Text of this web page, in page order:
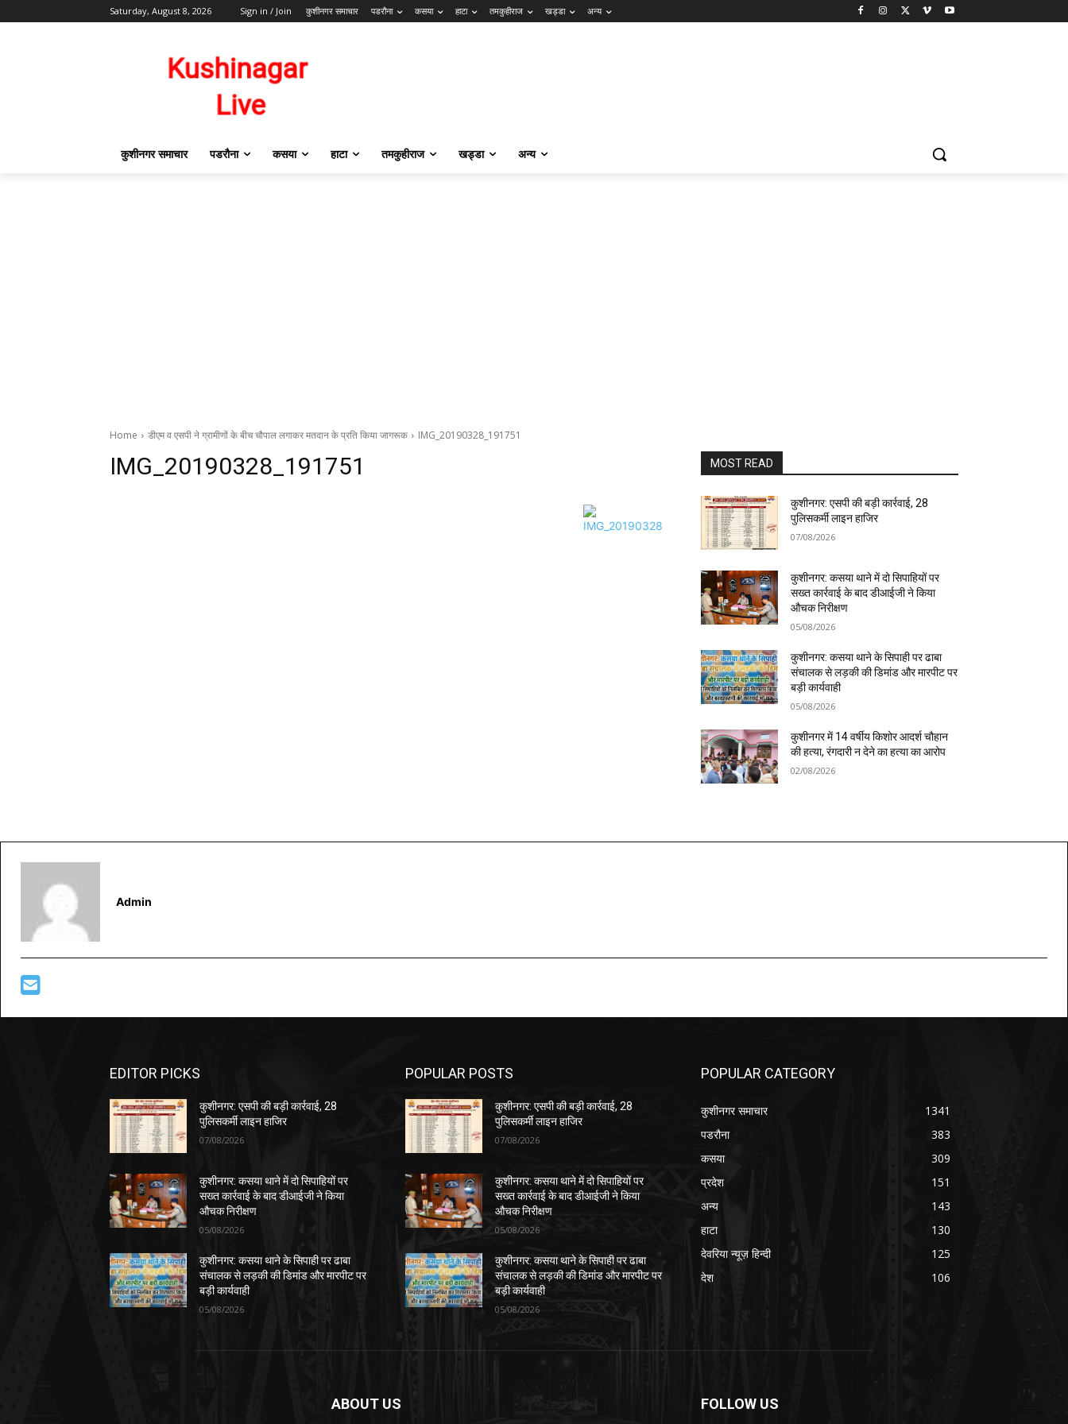
Saturday, August 8, 2026 Sign in / Join कुशीनगर समाचार पडरौना कसया हाटा तमकुहीराज खड्डा अन्य
कुशीनगर समाचार पडरौना कसया हाटा तमकुहीराज खड्डा अन्य
Home डीएम व एसपी ने ग्रामीणों के बीच चौपाल लगाकर मतदान के प्रति किया जागरूक IMG_20190328_191751
IMG_20190328_191751 MOST READ
कुशीनगर: एसपी की बड़ी कार्रवाई, 28
पुलिसकर्मी लाइन हाजिर
07/08/2026
कुशीनगर: कसया थाने में दो सिपाहियों पर
सख्त कार्रवाई के बाद डीआईजी ने किया
औचक निरीक्षण
05/08/2026
कुशीनगर: कसया थाने के सिपाही पर ढाबा
संचालक से लड़की की डिमांड और मारपीट पर
बड़ी कार्यवाही
05/08/2026
कुशीनगर में 14 वर्षीय किशोर आदर्श चौहान
की हत्या, रंगदारी न देने का हत्या का आरोप
02/08/2026
Admin
EDITOR PICKS
कुशीनगर: एसपी की बड़ी कार्रवाई, 28
पुलिसकर्मी लाइन हाजिर
07/08/2026
कुशीनगर: कसया थाने में दो सिपाहियों पर
सख्त कार्रवाई के बाद डीआईजी ने किया
औचक निरीक्षण
05/08/2026
कुशीनगर: कसया थाने के सिपाही पर ढाबा
संचालक से लड़की की डिमांड और मारपीट पर
बड़ी कार्यवाही
05/08/2026
POPULAR POSTS
कुशीनगर: एसपी की बड़ी कार्रवाई, 28
पुलिसकर्मी लाइन हाजिर
07/08/2026
कुशीनगर: कसया थाने में दो सिपाहियों पर
सख्त कार्रवाई के बाद डीआईजी ने किया
औचक निरीक्षण
05/08/2026
कुशीनगर: कसया थाने के सिपाही पर ढाबा
संचालक से लड़की की डिमांड और मारपीट पर
बड़ी कार्यवाही
05/08/2026
POPULAR CATEGORY
कुशीनगर समाचार
1341
पडरौना
383
कसया
309
प्रदेश
151
अन्य
143
हाटा
130
देवरिया न्यूज़ हिन्दी
125
देश
106
ABOUT US FOLLOW US